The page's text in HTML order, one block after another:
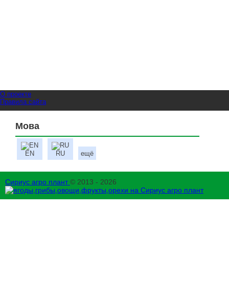
О проекте
Правила сайта
Мова
EN RU ещё
Сириус агро плант© 2013 - 2026